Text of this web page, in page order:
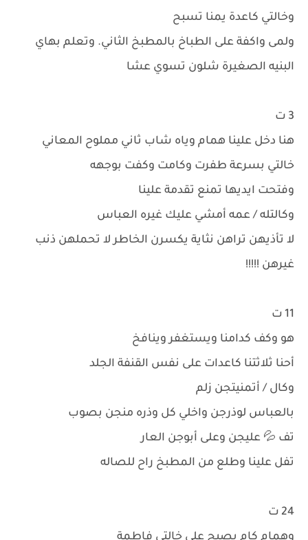
وخالتي كاعدة يمنا تسبح
ولمى واكفة على الطباخ بالمطبخ الثاني. وتعلم بهاي
البنيه الصغيرة شلون تسوي عشا
3 ت
هنا دخل علينا همام وياه شاب ثاني مملوح المعاني
خالتي بسرعة طفرت وكامت وكفت بوجهه
وفتحت ايديها تمنع تقدمة علينا
وكالتله / عمه أمشي عليك غيره العباس
لا تأذيهن تراهن نثاية يكسرن الخاطر لا تحملهن ذنب
غيرهن !!!!!
11 ت
هو وكف كدامنا ويستغفر وينافخ
أحنا ثلاثتنا كاعدات على نفس القنفة الجلد
وكال / أتمنيتجن زلم
بالعباس لوذرجن واخلي كل وذره منجن بصوب
تف 💦 عليجن وعلى أبوجن العار
تفل علينا وطلع من المطبخ راح للصاله
24 ت
وهمام كام يصيح على خالتي فاطمة